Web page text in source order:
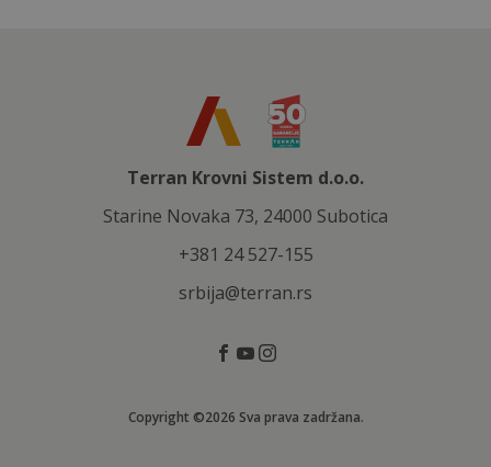
Terran Krovni Sistem d.o.o.
Starine Novaka 73, 24000 Subotica
+381 24 527-155
srbija@terran.rs
Copyright ©2026 Sva prava zadržana.